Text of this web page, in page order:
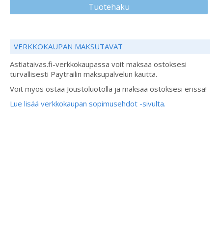
Tuotehaku
VERKKOKAUPAN MAKSUTAVAT
Astiataivas.fi-verkkokaupassa voit maksaa ostoksesi
turvallisesti Paytrailin maksupalvelun kautta.
Voit myös ostaa Joustoluotolla ja maksaa ostoksesi erissä!
Lue lisää verkkokaupan sopimusehdot -sivulta.